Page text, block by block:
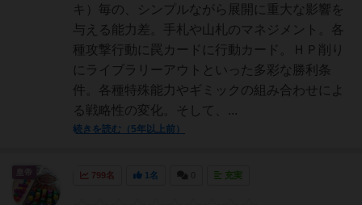
キ）毎の、シンプルながら展開に重大な影響を
与える能力差。手札や山札のマネジメント。各
種攻撃行動に罠カードに行動カード。ＨＰ削り
にライブラリーアウトといった多彩な勝利条
件。各種特殊能力やギミックの組み合わせによ
る戦略性の変化。そして、...
続きを読む（5年以上前）
799名 1名 充実
皇帝